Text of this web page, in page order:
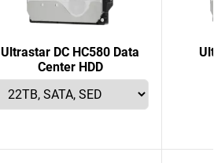
Ultrastar DC HC580 Data
Center HDD